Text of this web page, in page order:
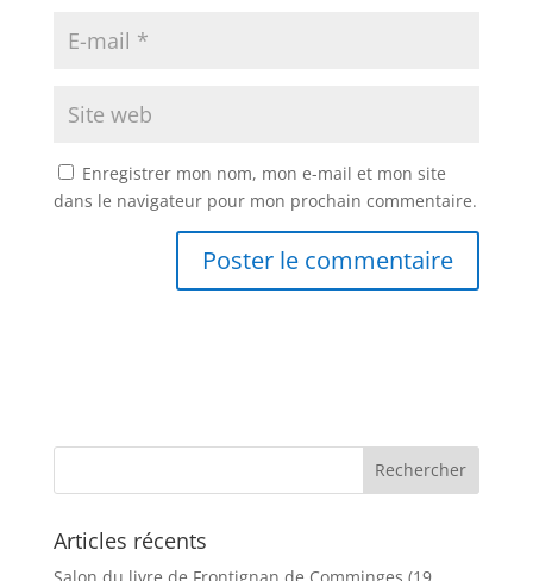
Enregistrer mon nom, mon e-mail et mon site
dans le navigateur pour mon prochain commentaire.
Articles récents
Salon du livre de Frontignan de Comminges (19